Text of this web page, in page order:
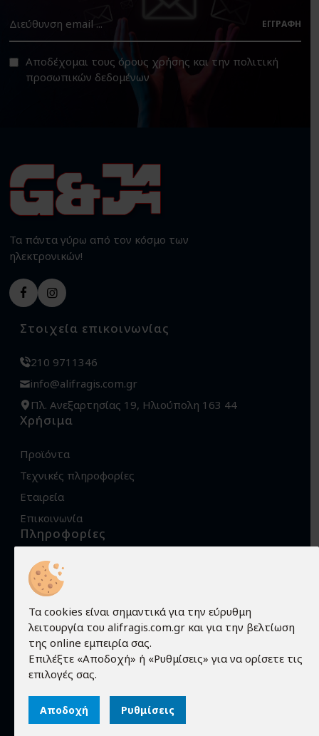
ΕΓΓΡΑΦΉ
Αποδέχομαι τους όρους χρήσης και την πολιτική
προσωπικών δεδομένων
Τα πάντα γύρω από τον κόσμο των
ηλεκτρονικών!
Στοιχεία επικοινωνίας
210 9711346
info@alifragis.com.gr
Πλ. Ανεξαρτησίας 19, Ηλιούπολη 163 44
Χρήσιμα
Προϊόντα
Τεχνικές πληροφορίες
Εταιρεία
Επικοινωνία
Πληροφορίες
Όροι χρήσης
Προστασία προσωπικών δεδομένων
Πολιτική Cookies
Τρόποι αποστολής
Τρόποι παραγγελίας
Τρόποι πληρωμής
Εγγύηση - Επιστροφές
Τα cookies είναι σημαντικά για την εύρυθμη
λειτουργία του alifragis.com.gr και για την βελτίωση
της online εμπειρία σας.
Επιλέξτε «Αποδοχή» ή «Ρυθμίσεις» για να ορίσετε τις
επιλογές σας.
Αποδοχή Ρυθμίσεις